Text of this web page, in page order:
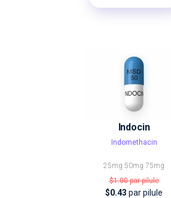
Indocin
Indomethacin
25mg 50mg 75mg
$1.00par pilule
$0.43 par pilule